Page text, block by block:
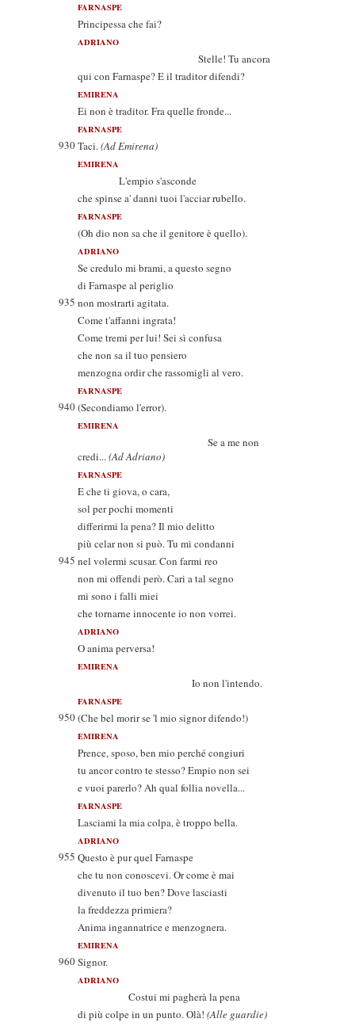
FARNASPE
Principessa che fai?
ADRIANO
Stelle! Tu ancora
qui con Farnaspe? E il traditor difendi?
EMIRENA
Ei non è traditor. Fra quelle fronde...
FARNASPE
930Taci.(Ad Emirena)
EMIRENA
L'empio s'asconde
che spinse a' danni tuoi l'acciar rubello.
FARNASPE
(Oh dio non sa che il genitore è quello).
ADRIANO
Se credulo mi brami, a questo segno
di Farnaspe al periglio
935 non mostrarti agitata.
Come t'affanni ingrata!
Come tremi per lui! Sei sì confusa
che non sa il tuo pensiero
menzogna ordir che rassomigli al vero.
FARNASPE
940(Secondiamo l'error).
EMIRENA
Se a me non
credi...(Ad Adriano)
FARNASPE
E che ti giova, o cara,
sol per pochi momenti
differirmi la pena? Il mio delitto
più celar non si può. Tu mi condanni
945 nel volermi scusar. Con farmi reo
non mi offendi però. Cari a tal segno
mi sono i falli miei
che tornarne innocente io non vorrei.
ADRIANO
O anima perversa!
EMIRENA
Io non l'intendo.
FARNASPE
950(Che bel morir se 'l mio signor difendo!)
EMIRENA
Prence, sposo, ben mio perché congiuri
tu ancor contro te stesso? Empio non sei
e vuoi parerlo? Ah qual follia novella...
FARNASPE
Lasciami la mia colpa, è troppo bella.
ADRIANO
955 Questo è pur quel Farnaspe
che tu non conoscevi. Or come è mai
divenuto il tuo ben? Dove lasciasti
la freddezza primiera?
Anima ingannatrice e menzognera.
EMIRENA
960Signor.
ADRIANO
Costui mi pagherà la pena
di più colpe in un punto. Olà! (Alle guardie)